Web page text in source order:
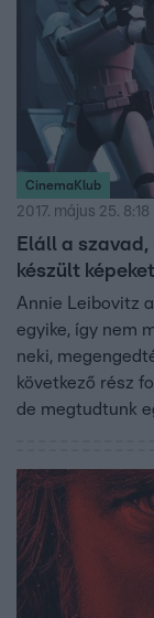
CinemaKlub
2017. május 25. 8:18
Eláll a
készült
Annie Leibovitz
egyike, így nem
neki,
következő rész
de megtudtunk